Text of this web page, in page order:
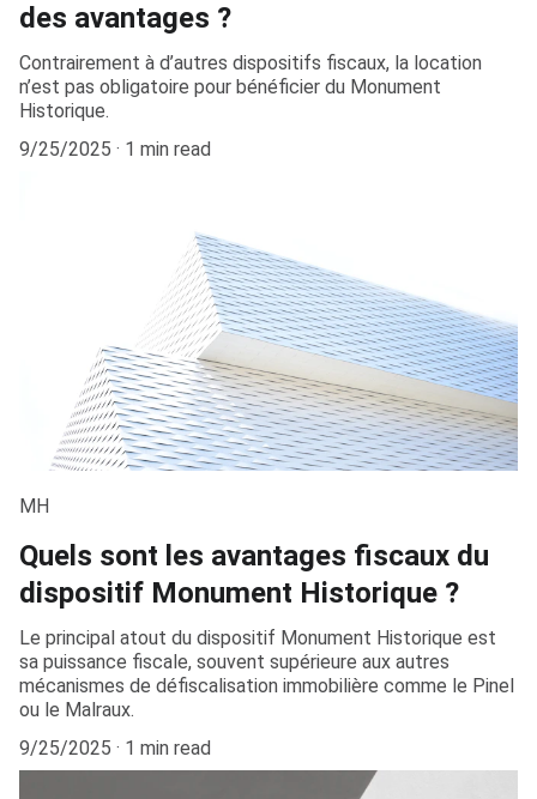
des avantages ?
Contrairement à d’autres dispositifs fiscaux, la location
n’est pas obligatoire pour bénéficier du Monument
Historique.
9/25/2025
1 min read
MH
Quels sont les avantages fiscaux du
dispositif Monument Historique ?
Le principal atout du dispositif Monument Historique est
sa puissance fiscale, souvent supérieure aux autres
mécanismes de défiscalisation immobilière comme le Pinel
ou le Malraux.
9/25/2025
1 min read